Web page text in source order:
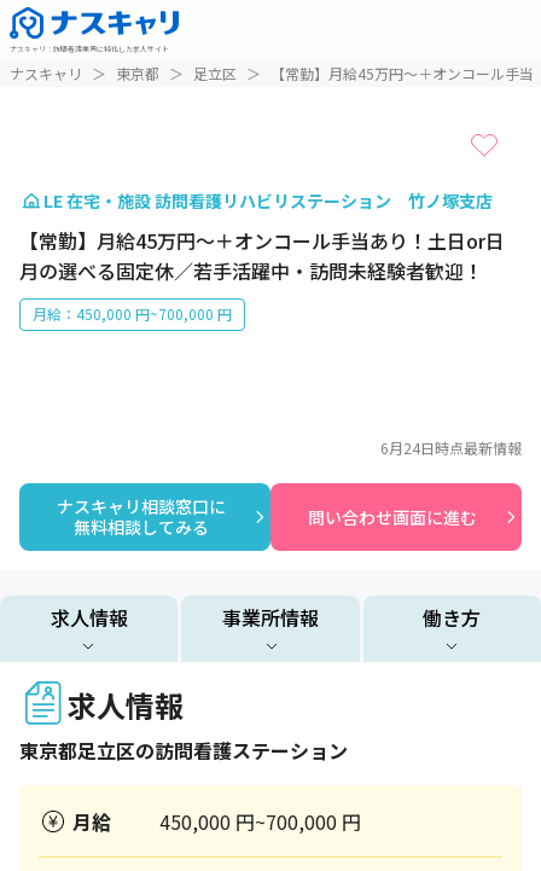
ナスキャリ ： 訪問看護業界に特化した求人サイト
ナスキャリ ＞ 東京都 ＞ 足立区 ＞ 【常勤】月給45万円～＋オンコール手
LE 在宅・施設 訪問看護リハビリステーション 竹ノ塚支店
【常勤】月給45万円～＋オンコール手当あり！土日or日
月の選べる固定休／若手活躍中・訪問未経験者歓迎！
月給：450,000 円~700,000 円
ナスキャリ相談窓口に
無料相談してみる
問い合わせ画面に進む
6月24日時点最新情報
求人情報 事業所情報 働き方
求人情報
東京都足立区の訪問看護ステーション
月給 450,000 円~700,000 円